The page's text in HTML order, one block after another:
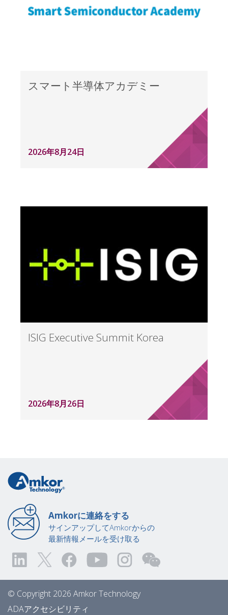
スマート半導体アカデミー
2026年8月24日
ISIG Executive Summit Korea
2026年8月26日
Amkorに連絡をする
サインアップしてAmkorからの
最新情報メールを受け取る
© Copyright 2026 Amkor Technology
ADAアクセシビリティ